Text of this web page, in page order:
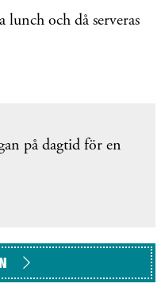
och då serveras
på dagtid för en